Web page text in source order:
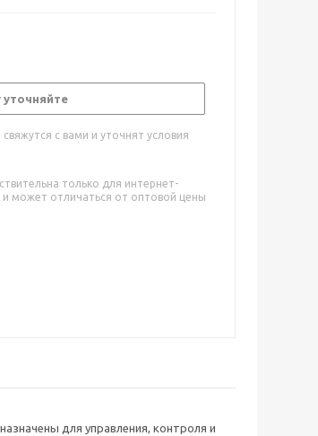
уточняйте
с вами и уточнят условия
только для интернет-
и может отличаться от оптовой цены
для управления, контроля и